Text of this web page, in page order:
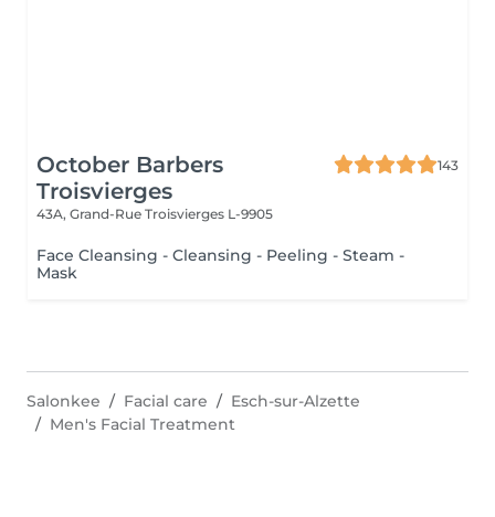
October Barbers
Troisvierges
143
43A, Grand-Rue Troisvierges L-9905
Face Cleansing - Cleansing - Peeling - Steam -
Mask
Salonkee Facial care
Esch-sur-Alzette
Men's Facial Treatment